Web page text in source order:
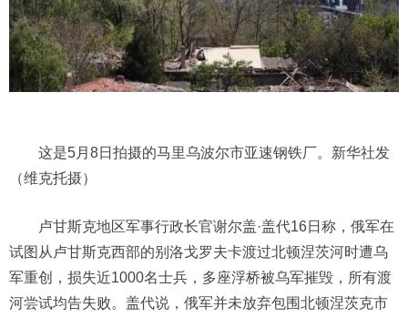
这是5月8日拍摄的马里乌波尔市亚速钢铁厂。新华社发
（维克托摄）
卢甘斯克地区军事行政长官谢尔盖·盖代16日称，俄军在
试图从卢甘斯克西部的别洛戈罗夫卡渡过北顿涅茨河时遭乌
军重创，损失近1000名士兵，多座浮桥被乌军摧毁，所有渡
河尝试均告失败。盖代说，俄军并未放弃包围北顿涅茨克市